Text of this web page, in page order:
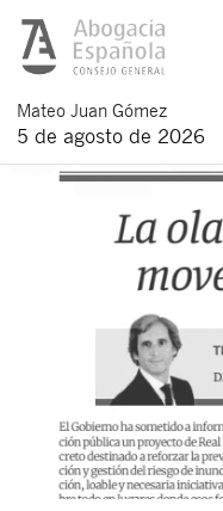
Mateo Juan Gómez
5 de agosto de 2026